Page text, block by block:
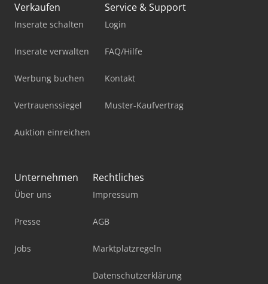
Verkaufen
Inserate schalten
Inserate verwalten
Werbung buchen
Vertrauenssiegel
Auktion einreichen
Service & Support
Login
FAQ/Hilfe
Kontakt
Muster-Kaufvertrag
Unternehmen
Über uns
Presse
Jobs
Rechtliches
Impressum
AGB
Marktplatzregeln
Datenschutzerklärung